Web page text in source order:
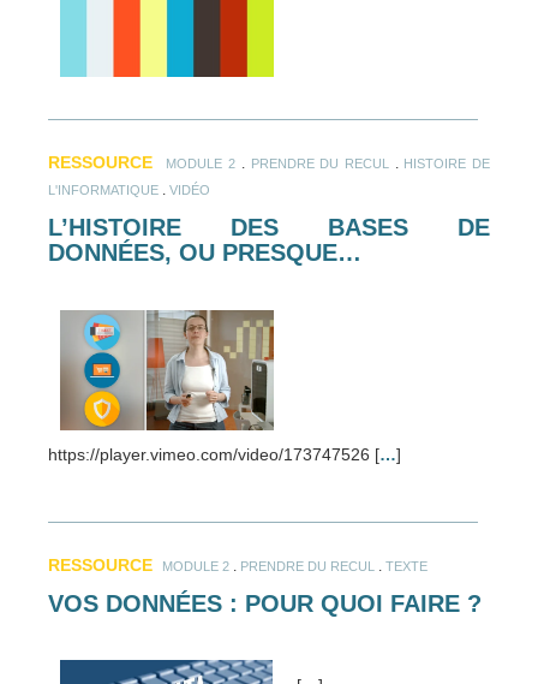
RESSOURCE MODULE 2 PRENDRE DU RECUL
HISTOIRE DE
L'INFORMATIQUE
VIDÉO
L’HISTOIRE DES BASES DE
DONNÉES, OU PRESQUE…
https://player.vimeo.com/video/173747526 […]
RESSOURCE MODULE 2 PRENDRE DU RECUL TEXTE
VOS DONNÉES : POUR QUOI FAIRE ?